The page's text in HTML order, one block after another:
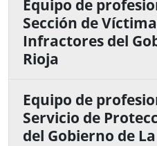
Equipo de
Sección de
Infractores del
Rioja
Equipo de
Servicio de
del Gobierno de